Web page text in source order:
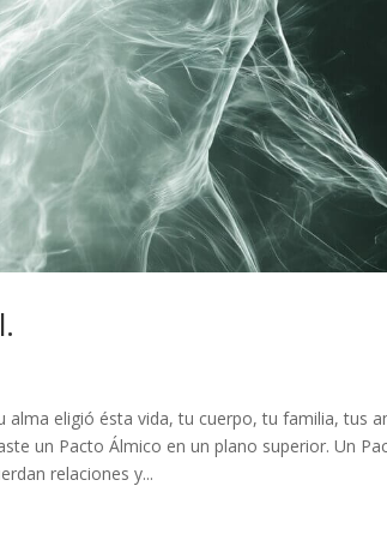
alma eligió ésta vida, tu cuerpo, tu familia, tus
un Pacto Álmico en un plano superior. Un
relaciones y...